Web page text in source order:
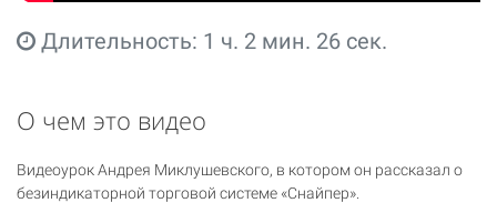
Длительность: 1 ч. 2 мин. 26 сек.
О чем это видео
Видеоурок Андрея Миклушевского, в котором он рассказал о
безиндикаторной торговой системе «Снайпер».